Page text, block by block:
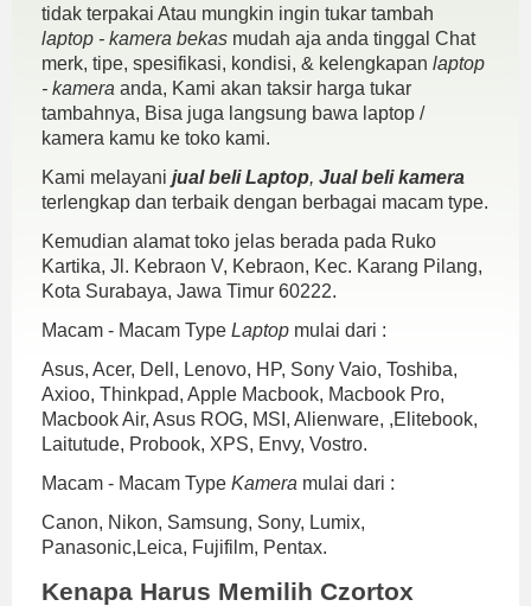
tidak terpakai Atau mungkin ingin tukar tambah
laptop - kamera bekas mudah aja anda tinggal Chat
merk, tipe, spesifikasi, kondisi, & kelengkapan laptop
- kamera anda, Kami akan taksir harga tukar
tambahnya, Bisa juga langsung bawa laptop /
kamera kamu ke toko kami.
Kami melayani jual beli Laptop, Jual beli kamera
terlengkap dan terbaik dengan berbagai macam type.
Kemudian alamat toko jelas berada pada Ruko
Kartika, Jl. Kebraon V, Kebraon, Kec. Karang Pilang,
Kota Surabaya, Jawa Timur 60222.
Macam - Macam Type Laptop mulai dari :
Asus, Acer, Dell, Lenovo, HP, Sony Vaio, Toshiba,
Axioo, Thinkpad, Apple Macbook, Macbook Pro,
Macbook Air, Asus ROG, MSI, Alienware, ,Elitebook,
Laitutude, Probook, XPS, Envy, Vostro.
Macam - Macam Type Kamera mulai dari :
Canon, Nikon, Samsung, Sony, Lumix,
Panasonic,Leica, Fujifilm, Pentax.
Kenapa Harus Memilih Czortox